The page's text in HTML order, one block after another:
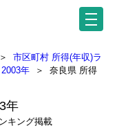
＞
市区町村 所得(年収)ラ
年 ＞
奈良県 所得
年
キング掲載